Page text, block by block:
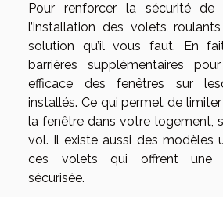
Pour renforcer la sécurité de
l’installation des volets
solution qu’il vous faut. En
barrières supplémentaires
efficace des fenêtres sur
installés. Ce qui permet de
la fenêtre dans votre logement,
vol. Il existe aussi des modèles
ces volets qui offrent une
sécurisée.